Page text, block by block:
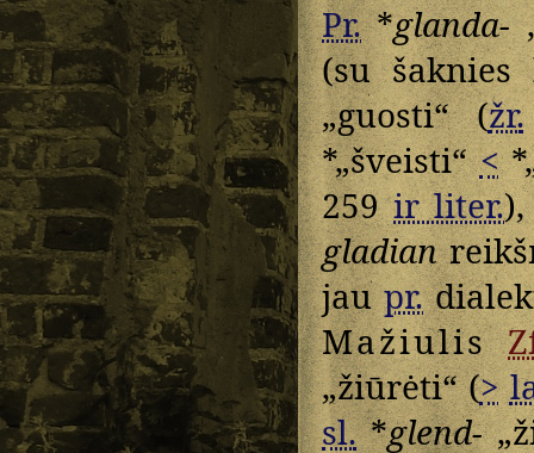
Pr.*glanda-
(su
„guosti“ (žr.
*„šveisti“<
259ir liter.
gladian
jaupr.
Mažiulis
„žiūrėti“ (>
sl.*glend-